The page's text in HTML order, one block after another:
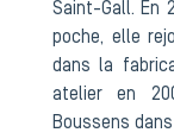
Saint-Gall. En
poche, elle
dans la
atelier en
Boussens